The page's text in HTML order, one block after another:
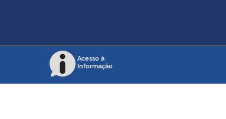
Acesso à
Informação